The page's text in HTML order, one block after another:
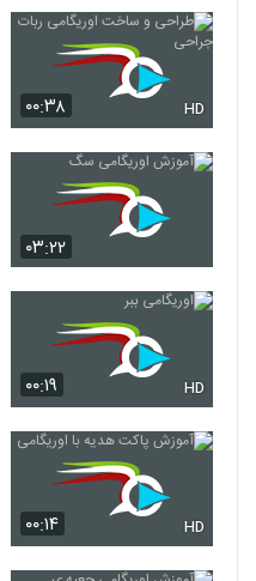
۰۰:۳۸ HD
۰۳:۲۲
۰۰:۱۹ HD
۰۰:۱۴ HD